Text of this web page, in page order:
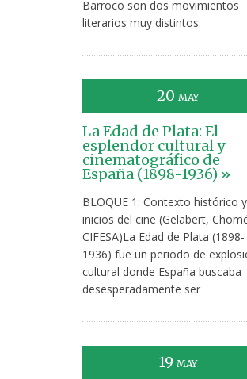
Barroco son dos movimientos
literarios muy distintos.
20 MAY
La Edad de Plata: El
esplendor cultural y
cinematográfico de
España (1898-1936) »
BLOQUE 1: Contexto histórico
inicios del cine (Gelabert,
CIFESA)La Edad de Plata (1898-
1936) fue un periodo de
cultural donde España buscaba
desesperadamente ser
19 MAY